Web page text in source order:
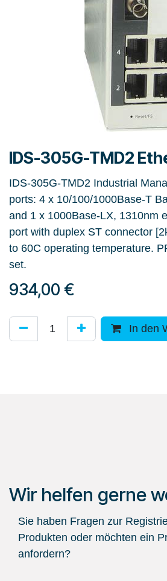
IDS-305G-TMD2
IDS-305G-TMD2 Industrial
ports: 4 x 10/100/1000Base-T
and 1 x 1000Base-LX, 1310nm
port with duplex ST connector
to 60C operating temperature.
set.
934,00 €
In den
Wir helfen gerne
Sie haben Fragen zur
Produkten oder möchten ein
anfordern?